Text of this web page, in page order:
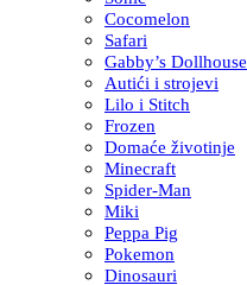
Cocomelon
Safari
Gabby’s Dollhouse
Autići i strojevi
Lilo i Stitch
Frozen
Domaće životinje
Minecraft
Spider-Man
Miki
Peppa Pig
Pokemon
Dinosauri